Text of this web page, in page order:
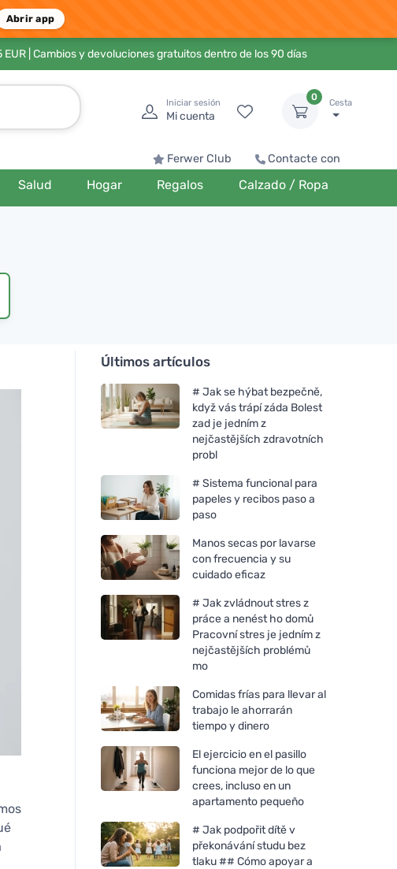
Abrir app
EUR| Cambios y devoluciones gratuitos dentro de los 90 días
Iniciar sesión
Mi cuenta
0
Cesta
Ferwer Club Contacte con
Salud Hogar Regalos Calzado / Ropa
Últimos artículos
# Jak se hýbat bezpečně,
když vás trápí záda Bolest
zad je jedním z
nejčastějších zdravotních
probl
# Sistema funcional para
papeles y recibos paso a
paso
Manos secas por lavarse
con frecuencia y su
cuidado eficaz
# Jak zvládnout stres z
práce a nenést ho domů
Pracovní stres je jedním z
nejčastějších problémů
mo
Comidas frías para llevar al
trabajo le ahorrarán
tiempo y dinero
El ejercicio en el pasillo
funciona mejor de lo que
crees, incluso en un
apartamento pequeño
# Jak podpořit dítě v
překonávání studu bez
tlaku ## Cómo apoyar a